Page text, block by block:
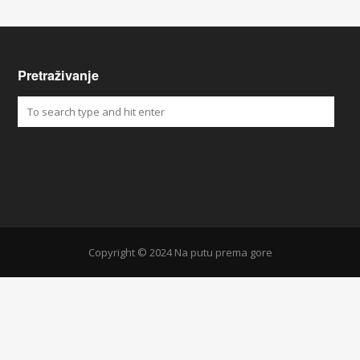
Pretraživanje
Copyright © 2024 Na putu prema gore